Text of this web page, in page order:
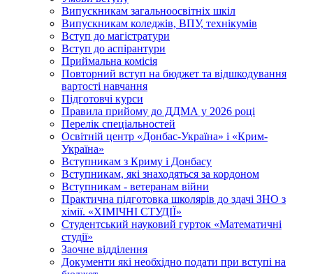
Випускникам загальноосвітніх шкіл
Випускникам коледжів, ВПУ, технікумів
Вступ до магістратури
Вступ до аспірантури
Приймальна комісія
Повторний вступ на бюджет та відшкодування
вартості навчання
Підготовчі курси
Правила прийому до ДДМА у 2026 році
Перелік спеціальностей
Освітній центр «Донбас-Україна» і «Крим-
Україна»
Вступникам з Криму і Донбасу
Вступникам, які знаходяться за кордоном
Вступникам - ветеранам війни
Практична підготовка школярів до здачі ЗНО з
хімії. «ХІМІЧНІ СТУДІЇ»
Студентський науковий гурток «Математичні
студії»
Заочне відділення
Документи які необхідно подати при вступі на